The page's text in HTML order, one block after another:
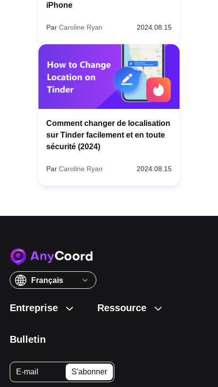
iPhone
Par Caroline Ryan 2024.08.15
Comment changer de localisation
sur Tinder facilement et en toute
sécurité (2024)
Par Caroline Ryan 2024.08.15
Français
Entreprise Ressource
Bulletin